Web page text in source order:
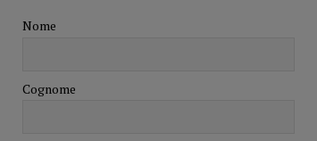
Nome
Cognome